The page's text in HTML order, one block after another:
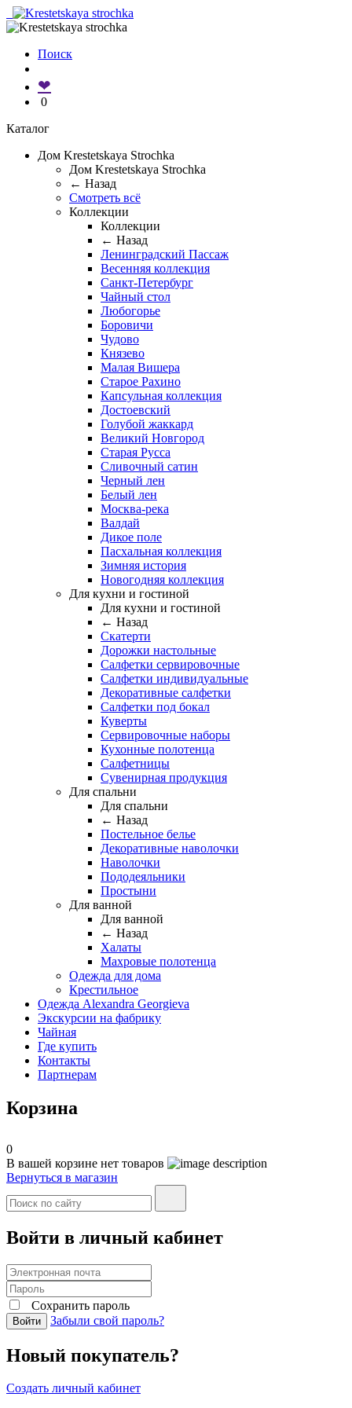
Поиск
❤
0
Каталог
Дом Krestetskaya Strochka
Дом Krestetskaya Strochka
← Назад
Смотреть всё
Коллекции
Коллекции
← Назад
Ленинградский Пассаж
Весенняя коллекция
Санкт-Петербург
Чайный стол
Любогорье
Боровичи
Чудово
Князево
Малая Вишера
Старое Рахино
Капсульная коллекция
Достоевский
Голубой жаккард
Великий Новгород
Старая Русса
Сливочный сатин
Черный лен
Белый лен
Москва-река
Валдай
Дикое поле
Пасхальная коллекция
Зимняя история
Новогодняя коллекция
Для кухни и гостиной
Для кухни и гостиной
← Назад
Скатерти
Дорожки настольные
Салфетки сервировочные
Салфетки индивидуальные
Декоративные салфетки
Салфетки под бокал
Куверты
Сервировочные наборы
Кухонные полотенца
Салфетницы
Сувенирная продукция
Для спальни
Для спальни
← Назад
Постельное белье
Декоративные наволочки
Наволочки
Пододеяльники
Простыни
Для ванной
Для ванной
← Назад
Халаты
Махровые полотенца
Одежда для дома
Крестильное
Одежда Alexandra Georgieva
Экскурсии на фабрику
Чайная
Где купить
Контакты
Партнерам
Корзина
0
В вашей корзине нет товаров
Вернуться в магазин
Войти в личный кабинет
Сохранить пароль
Войти Забыли свой пароль?
Новый покупатель?
Создать личный кабинет